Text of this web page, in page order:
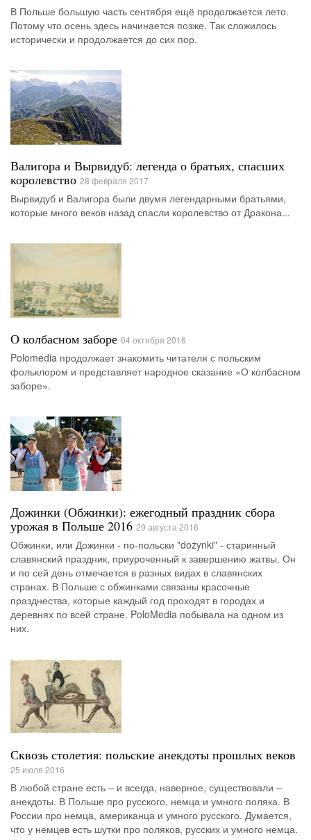
В Польше большую часть сентября ещё продолжается лето.
Потому что осень здесь начинается позже. Так сложилось
исторически и продолжается до сих пор.
Валигора и Вырвидуб: легенда о братьях, спасших
королевство 28 февраля 2017
Вырвидуб и Валигора были двумя легендарными братьями,
которые много веков назад спасли королевство от Дракона...
О колбасном заборе 04 октября 2016
Polomedia продолжает знакомить читателя с польским
фольклором и представляет народное сказание «О колбасном
заборе».
Дожинки (Обжинки): ежегодный праздник сбора
урожая в Польше 2016 29 августа 2016
Обжинки, или Дожинки - по-польски "dożynki" - старинный
славянский праздник, приуроченный к завершению жатвы. Он
и по сей день отмечается в разных видах в славянских
странах. В Польше с обжинками связаны красочные
празднества, которые каждый год проходят в городах и
деревнях по всей стране. PoloMedia побывала на одном из
них.
Сквозь столетия: польские анекдоты прошлых веков
25 июля 2016
В любой стране есть – и всегда, наверное, существовали –
анекдоты. В Польше про русского, немца и умного поляка. В
России про немца, американца и умного русского. Думается,
что у немцев есть шутки про поляков, русских и умного немца.